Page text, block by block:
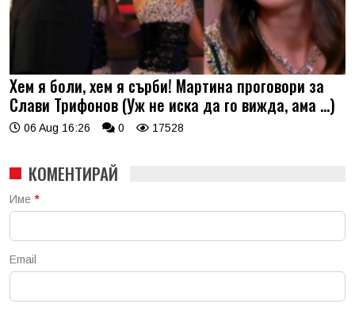
Хем я боли, хем я сърби! Мартина проговори за
Слави Трифонов (Уж не иска да го вижда, ама …)
06 Aug 16:26 0 17528
КОМЕНТИРАЙ
Име *
Email